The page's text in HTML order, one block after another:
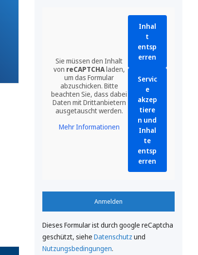
Sie müssen den Inhalt
von reCAPTCHAladen,
um das Formular
abzuschicken. Bitte
beachten Sie, dass dabei
Daten mit Drittanbietern
ausgetauscht werden.
Mehr Informationen
Inhal
t
entsp
erren
Servic
e
akzep
tiere
n und
Inhal
te
entsp
erren
Anmelden
Dieses Formular ist durch google reCaptcha
geschützt, siehe Datenschutz und
Nutzungsbedingungen.